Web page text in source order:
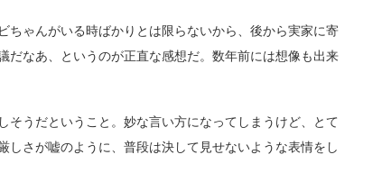
ゃんがいる時ばかりとは限らないから、後から実家に寄
なあ、というのが正直な感想だ。数年前には想像も出来
うだということ。妙な言い方になってしまうけど、とて
さが嘘のように、普段は決して見せないような表情をし